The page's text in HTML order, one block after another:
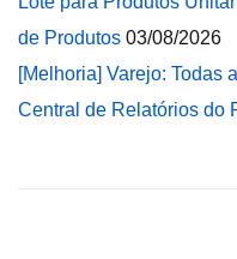
de Produtos 03/08/2026
[Melhoria] Varejo: Todas
Central de Relatórios do